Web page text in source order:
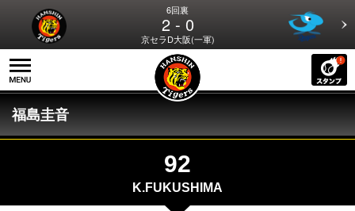
6回裏
2 - 0
京セラD大阪(一軍)
福島圭音
92
K.FUKUSHIMA